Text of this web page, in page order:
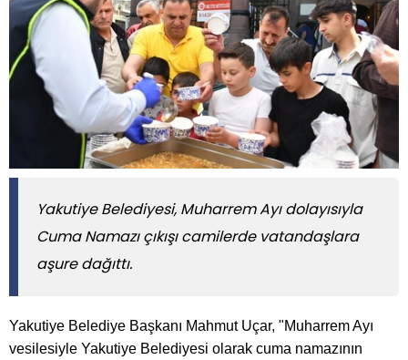
Yakutiye Belediyesi, Muharrem Ayı dolayısıyla
Cuma Namazı çıkışı camilerde vatandaşlara
aşure dağıttı.
Yakutiye Belediye Başkanı Mahmut Uçar, "Muharrem Ayı
vesilesiyle Yakutiye Belediyesi olarak cuma namazının